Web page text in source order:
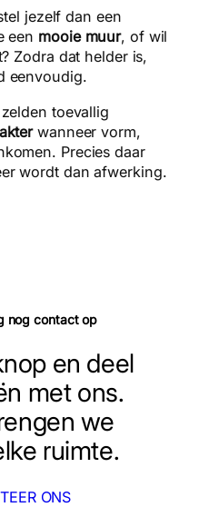
jezelf dan een
een mooie muur, of wil
Zodra dat helder is,
eenvoudig.
toevallig
wanneer vorm,
Precies daar
wordt dan afwerking.
nog contact op
en deel
met ons.
we
ruimte.
ONS